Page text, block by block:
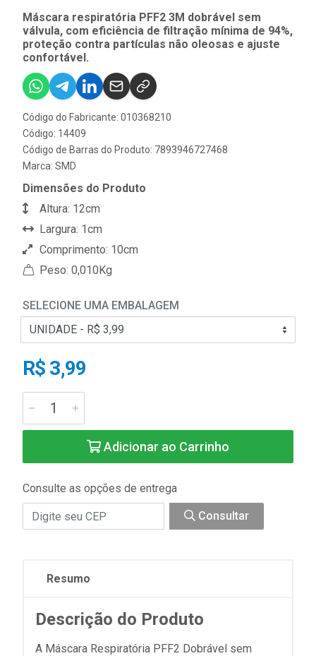
Máscara respiratória PFF2 3M dobrável sem
válvula, com eficiência de filtração mínima de 94%,
proteção contra partículas não oleosas e ajuste
confortável.
Código do Fabricante: 010368210
Código: 14409
Código de Barras do Produto: 7893946727468
Marca: SMD
Dimensões do Produto
Altura: 12cm
Largura: 1cm
Comprimento: 10cm
Peso: 0,010Kg
SELECIONE UMA EMBALAGEM
R$ 3,99
Adicionar ao Carrinho
Consulte as opções de entrega
Consultar
Resumo
Descrição do Produto
A Máscara Respiratória PFF2 Dobrável sem